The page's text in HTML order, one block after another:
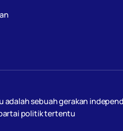
adalah sebuah gerakan
politik tertentu